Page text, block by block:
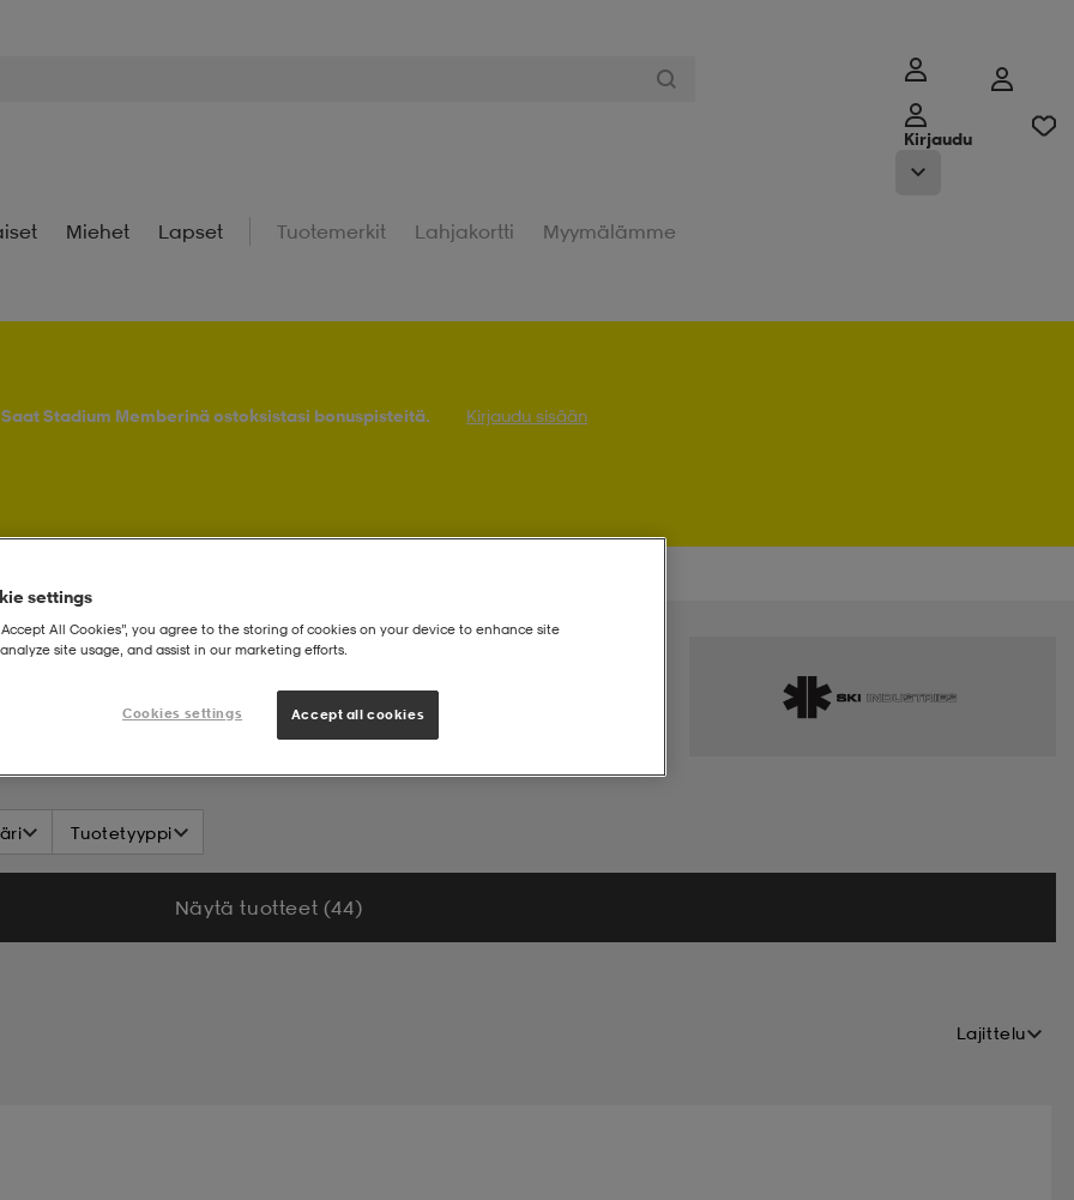
Kirjaudu
Miehet Lapset Tuotemerkit Lahjakortti Myymälämme
Saat Stadium Memberinä ostoksistasi bonuspisteitä. Kirjaudu sisään
Tuotetyyppi
Näytä tuotteet (44)
Lajittelu
settings
All Cookies”, you agree to the storing of cookies on your device to enhance site
site usage, and assist in our marketing efforts.
Cookies settings Accept all cookies